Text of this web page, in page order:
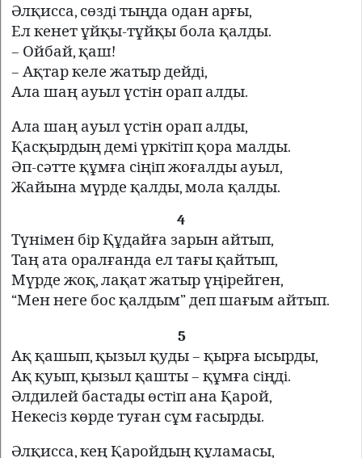
Әлқисса, сөздi тыңда одан арғы,
Ел кенет ұйқы-тұйқы бола қалды.
– Ойбай, қаш!
– Ақтар келе жатыр дейдi,
Ала шаң ауыл үстiн орап алды.
Ала шаң ауыл үстiн орап алды,
Қасқырдың демi үркiтiп қора малды.
Әп-сәтте құмға сiңiп жоғалды ауыл,
Жайына мүрде қалды, мола қалды.
4
Түнiмен бiр Құдайға зарын айтып,
Таң ата оралғанда ел тағы қайтып,
Мүрде жоқ, лақат жатыр үңiрейген,
“Мен неге бос қалдым” деп шағым айтып.
5
Ақ қашып, қызыл қуды – қырға ысырды,
Ақ қуып, қызыл қашты – құмға сiңдi.
Әлдилей бастады өстiп ана Қарой,
Некесiз көрде туған сұм ғасырды.
Әлқисса, кең Қаройдың құламасы,